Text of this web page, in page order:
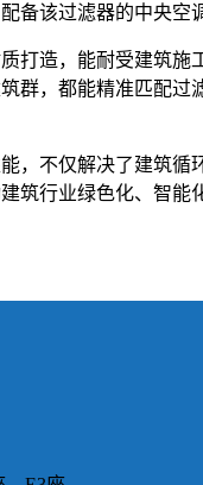
该过滤器的中央空
打造，能耐受建筑
群，都能精准匹配
，不仅解决了建筑
筑行业绿色化、智能